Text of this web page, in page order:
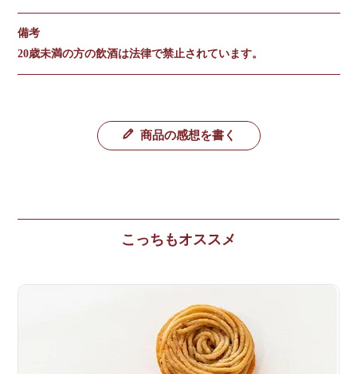
備考
20歳未満の方の飲酒は法律で禁止されています。